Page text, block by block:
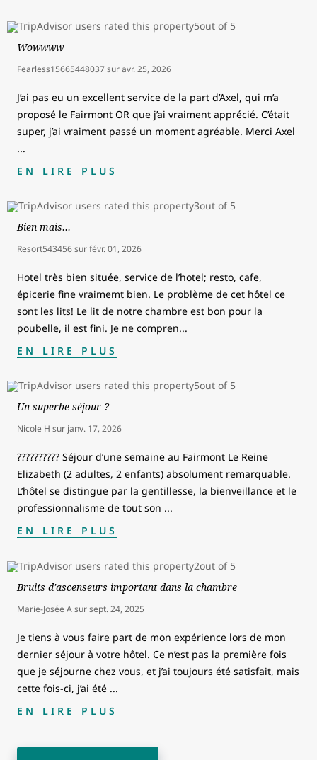
Wowwww
Fearless15665448037 suravr. 25, 2026
J’ai pas eu un excellent service de la part d’Axel, qui m’a
proposé le Fairmont OR que j’ai vraiment apprécié. C’était
super, j’ai vraiment passé un moment agréable. Merci Axel
...
EN LIRE PLUS
Bien mais…
Resort543456surfévr. 01, 2026
Hotel très bien située, service de l’hotel; resto, cafe,
épicerie fine vraimemt bien. Le problème de cet hôtel ce
sont les lits! Le lit de notre chambre est bon pour la
poubelle, il est fini. Je ne compren...
EN LIRE PLUS
Un superbe séjour ?
Nicole H sur janv. 17, 2026
?????????? Séjour d’une semaine au Fairmont Le Reine
Elizabeth (2 adultes, 2 enfants) absolument remarquable.
L’hôtel se distingue par la gentillesse, la bienveillance et le
professionnalisme de tout son ...
EN LIRE PLUS
Bruits d'ascenseurs important dans la chambre
Marie-Josée Asursept. 24, 2025
Je tiens à vous faire part de mon expérience lors de mon
dernier séjour à votre hôtel. Ce n’est pas la première fois
que je séjourne chez vous, et j’ai toujours été satisfait, mais
cette fois-ci, j’ai été ...
EN LIRE PLUS